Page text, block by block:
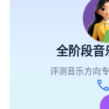
全阶段音
评测音乐方向
call